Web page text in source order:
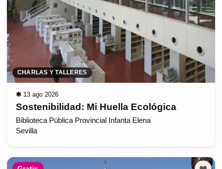
CHARLAS Y TALLERES
✱ 13 ago 2026
Sostenibilidad: Mi Huella Ecológica
Biblioteca Pública Provincial Infanta Elena
Sevilla